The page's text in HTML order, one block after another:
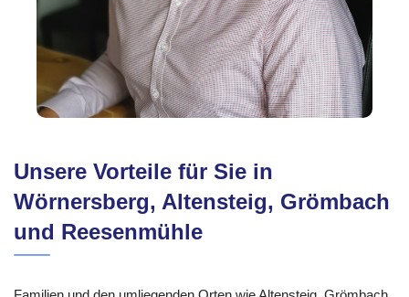
Unsere Vorteile für Sie in
Wörnersberg, Altensteig, Grömbach
und Reesenmühle